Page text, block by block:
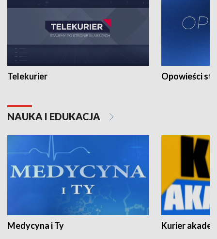
Telekurier Opowieści
NAUKA I EDUKACJA
Medycyna i Ty Kurier